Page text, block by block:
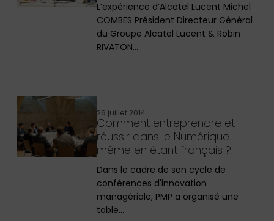
L’expérience d’Alcatel Lucent Michel
COMBES Président Directeur Général
du Groupe Alcatel Lucent & Robin
RIVATON…
26 juillet 2014
Comment entreprendre et
réussir dans le Numérique
même en étant français ?
Dans le cadre de son cycle de
conférences d'innovation
managériale, PMP a organisé une
table…